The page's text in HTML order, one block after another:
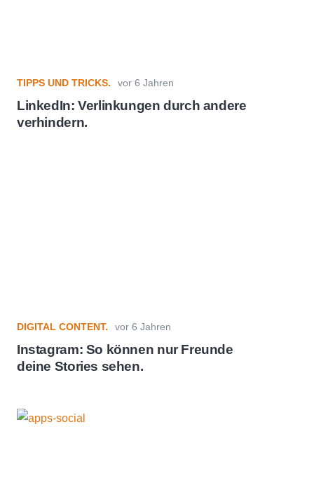
TIPPS UND TRICKS. vor 6 Jahren
LinkedIn: Verlinkungen durch andere
verhindern.
DIGITAL CONTENT. vor 6 Jahren
Instagram: So können nur Freunde
deine Stories sehen.